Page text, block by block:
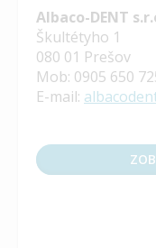
Albaco-DENT
Škultétyho 1
080 01 Prešov
Mob: 0905 650
E-mail: